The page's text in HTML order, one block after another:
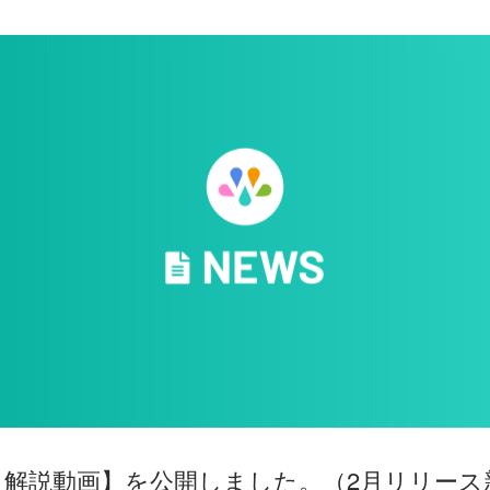
説動画】を公開しました。（2月リリー